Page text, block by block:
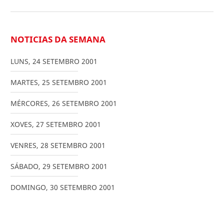
NOTICIAS DA SEMANA
LUNS, 24 SETEMBRO 2001
MARTES, 25 SETEMBRO 2001
MÉRCORES, 26 SETEMBRO 2001
XOVES, 27 SETEMBRO 2001
VENRES, 28 SETEMBRO 2001
SÁBADO, 29 SETEMBRO 2001
DOMINGO, 30 SETEMBRO 2001